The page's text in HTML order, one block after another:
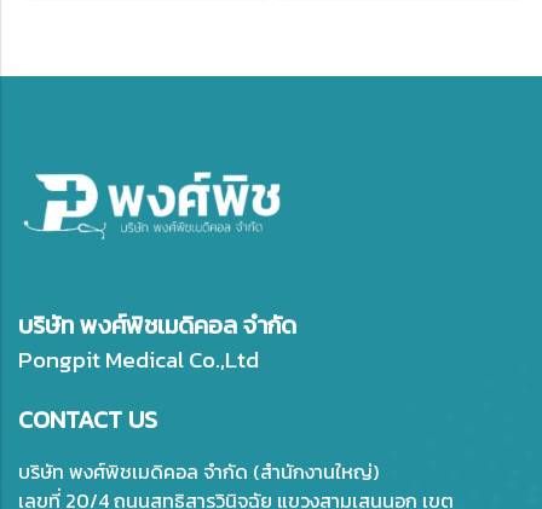
บริษัท พงศ์พิชเมดิคอล จำกัด
Pongpit Medical Co.,Ltd
CONTACT US
บริษัท พงศ์พิชเมดิคอล จำกัด (สำนักงานใหญ่)
เลขที่ 20/4 ถนนสุทธิสารวินิจฉัย แขวงสามเสนนอก เขต